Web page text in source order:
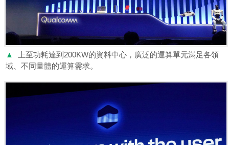
▲
上至功耗達到200KW的資料中心，廣泛的運算單元滿足各領
域、不同量體的運算需求。